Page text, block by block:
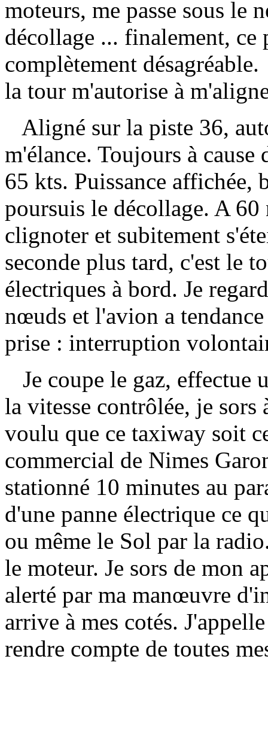
moteurs, me passe sous le
décollage ... finalement, ce
complètement
la tour m'autorise à
Aligné sur la piste 36,
m'élance. Toujours à
65 kts. Puissance affichée,
poursuis le décollage. A
clignoter et subitement
seconde plus tard, c'est le
électriques à bord. Je
nœuds et l'avion a
prise : interruption
Je coupe le gaz, effectue
la vitesse contrôlée, je sors
voulu que ce taxiway soit
commercial de Nimes
stationné 10 minutes au
d'une panne électrique ce
ou même le Sol par la
le moteur. Je sors de mon
alerté par ma manœuvre
arrive à mes cotés.
rendre compte de toutes